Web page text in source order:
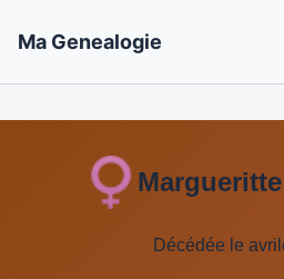
Ma Genealogie
Décédée le